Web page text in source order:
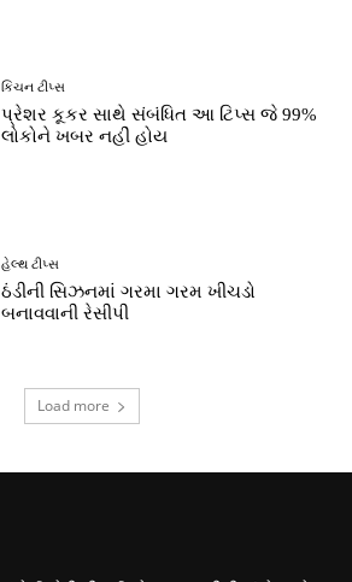
કિચન ટીપ્સ
પ્રેશર કૂકર સાથે સંબંધિત આ ટિપ્સ જે 99%
લોકોને ખબર નહીં હોય
હેલ્થ ટીપ્સ
ઠંડીની સિઝનમાં ગરમા ગરમ ખીચડો
બનાવવાની રેસીપી
Load more